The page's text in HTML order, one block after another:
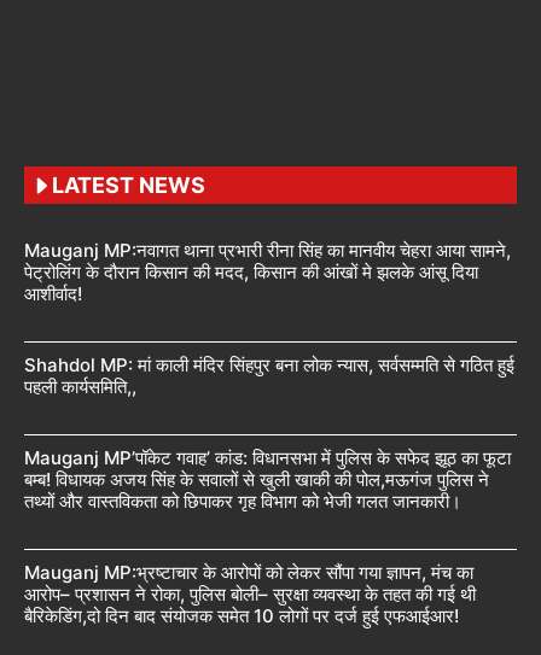
LATEST NEWS
Mauganj MP:नवागत थाना प्रभारी रीना सिंह का मानवीय चेहरा आया सामने,
पेट्रोलिंग के दौरान किसान की मदद, किसान की आंखों मे झलके आंसू दिया
आशीर्वाद!
Shahdol MP: मां काली मंदिर सिंहपुर बना लोक न्यास, सर्वसम्मति से गठित हुई
पहली कार्यसमिति,,
Mauganj MP’पॉकेट गवाह’ कांड: विधानसभा में पुलिस के सफेद झूठ का फूटा
बम्ब! विधायक अजय सिंह के सवालों से खुली खाकी की पोल,मऊगंज पुलिस ने
तथ्यों और वास्तविकता को छिपाकर गृह विभाग को भेजी गलत जानकारी।
Mauganj MP:भ्रष्टाचार के आरोपों को लेकर सौंपा गया ज्ञापन, मंच का
आरोप– प्रशासन ने रोका, पुलिस बोली– सुरक्षा व्यवस्था के तहत की गई थी
बैरिकेडिंग,दो दिन बाद संयोजक समेत 10 लोगों पर दर्ज हुई एफआईआर!